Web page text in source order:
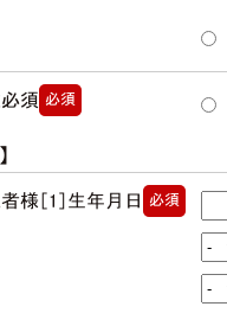
須 必須
様［1］生年月日 必須